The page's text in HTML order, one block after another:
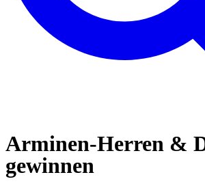
Arminen-Herren &
gewinnen